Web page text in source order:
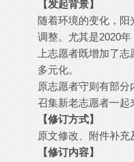
【发起背景】
随着环境的变化，
调整。尤其是2020
上志愿者既增加了
多元化。
原志愿者守则有部
召集新老志愿者一起
【修订方式】
原文修改、附件补
【修订内容】